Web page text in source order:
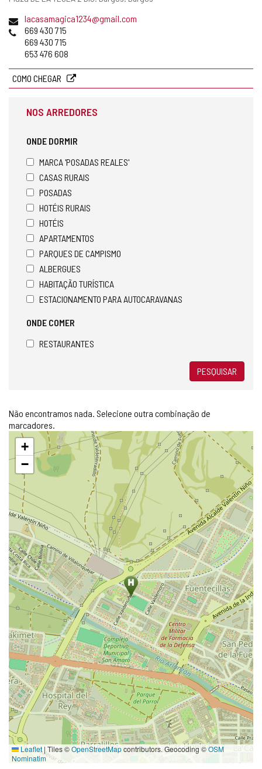
Endereço
de
email
lacasamagica1234@gmail.com
Telefones
669 430 715
669 430 715
653 476 608
COMO CHEGAR
NOS ARREDORES
ONDE DORMIR
MARCA 'POSADAS REALES'
CASAS RURAIS
POSADAS
HOTÉIS RURAIS
HOTÉIS
APARTAMENTOS
PARQUES DE CAMPISMO
ALBERGUES
HABITAÇÃO TURÍSTICA
ESTACIONAMENTO PARA AUTOCARAVANAS
ONDE COMER
RESTAURANTES
PESQUISAR
Não encontramos nada. Selecione outra combinação de
marcadores.
Pular
mapa
+
−
Leaflet | Tiles ©OpenStreetMapcontributors. Geocoding ©OSM
Nominatim